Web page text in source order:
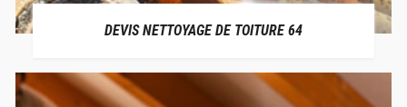
DEVIS NETTOYAGE DE TOITURE 64